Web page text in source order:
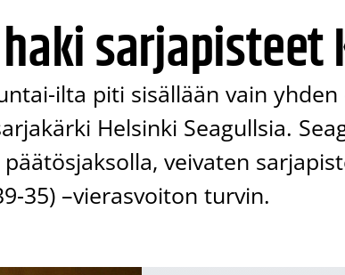
sarjapisteet
ilta piti sisällään vain
Helsinki Seagullsia.
veivaten
35) –vierasvoiton turvin.